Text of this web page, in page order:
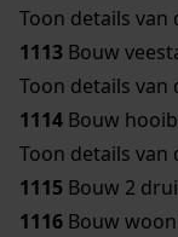
Toon details van
1113 Bouw
Toon details van
1114 Bouw
Toon details van
1115 Bouw 2
1116 Bouw